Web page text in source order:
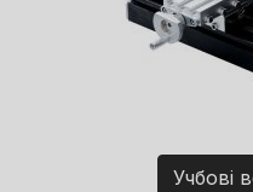
Учбові